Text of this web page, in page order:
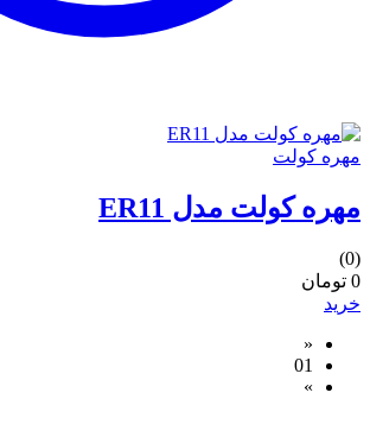
مهره کولت
مهره کولت مدل ER11
(0)
0 تومان
خرید
«
01
»